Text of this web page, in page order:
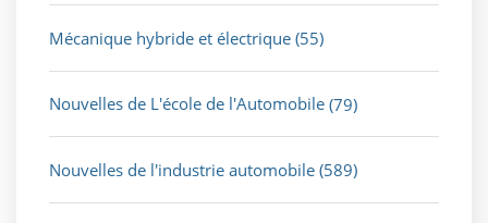
Mécanique hybride et électrique (55)
Nouvelles de L'école de l'Automobile (79)
Nouvelles de l'industrie automobile (589)